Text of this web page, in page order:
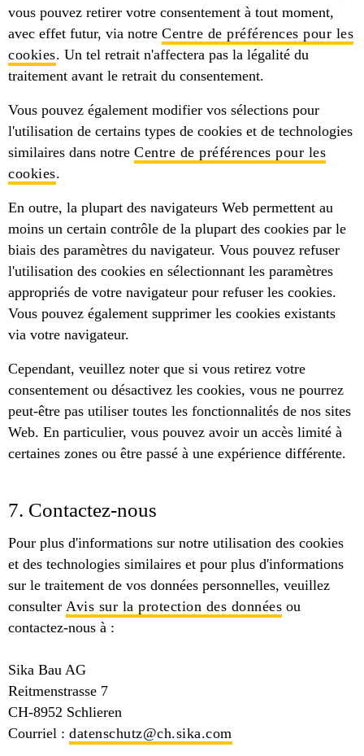
vous pouvez retirer votre consentement à tout moment,
avec effet futur, via notre Centre de préférences pour les
cookies. Un tel retrait n'affectera pas la légalité du
traitement avant le retrait du consentement.
Vous pouvez également modifier vos sélections pour
l'utilisation de certains types de cookies et de technologies
similaires dans notre Centre de préférences pour les
cookies.
En outre, la plupart des navigateurs Web permettent au
moins un certain contrôle de la plupart des cookies par le
biais des paramètres du navigateur. Vous pouvez refuser
l'utilisation des cookies en sélectionnant les paramètres
appropriés de votre navigateur pour refuser les cookies.
Vous pouvez également supprimer les cookies existants
via votre navigateur.
Cependant, veuillez noter que si vous retirez votre
consentement ou désactivez les cookies, vous ne pourrez
peut-être pas utiliser toutes les fonctionnalités de nos sites
Web. En particulier, vous pouvez avoir un accès limité à
certaines zones ou être passé à une expérience différente.
7. Contactez-nous
Pour plus d'informations sur notre utilisation des cookies
et des technologies similaires et pour plus d'informations
sur le traitement de vos données personnelles, veuillez
consulter Avis sur la protection des données ou
contactez-nous à :
Sika Bau AG
Reitmenstrasse 7
CH-8952 Schlieren
Courriel : datenschutz@ch.sika.com